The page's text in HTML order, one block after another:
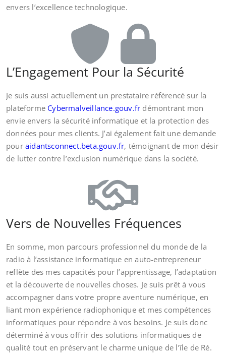
envers l’excellence technologique.
L’Engagement Pour la Sécurité
Je suis aussi actuellement un prestataire référencé sur la
plateforme Cybermalveillance.gouv.fr démontrant mon
envie envers la sécurité informatique et la protection des
données pour mes clients. J’ai également fait une demande
pour aidantsconnect.beta.gouv.fr, témoignant de mon désir
de lutter contre l’exclusion numérique dans la société.
Vers de Nouvelles Fréquences
En somme, mon parcours professionnel du monde de la
radio à l’assistance informatique en auto-entrepreneur
reflète des mes capacités pour l’apprentissage, l’adaptation
et la découverte de nouvelles choses. Je suis prêt à vous
accompagner dans votre propre aventure numérique, en
liant mon expérience radiophonique et mes compétences
informatiques pour répondre à vos besoins. Je suis donc
déterminé à vous offrir des solutions informatiques de
qualité tout en préservant le charme unique de l’île de Ré.